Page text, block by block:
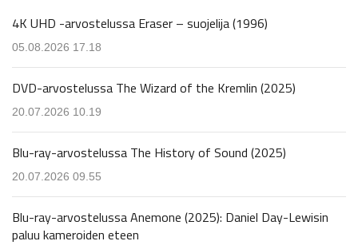
4K UHD -arvostelussa Eraser – suojelija (1996)
05.08.2026 17.18
DVD-arvostelussa The Wizard of the Kremlin (2025)
20.07.2026 10.19
Blu-ray-arvostelussa The History of Sound (2025)
20.07.2026 09.55
Blu-ray-arvostelussa Anemone (2025): Daniel Day-Lewisin
paluu kameroiden eteen